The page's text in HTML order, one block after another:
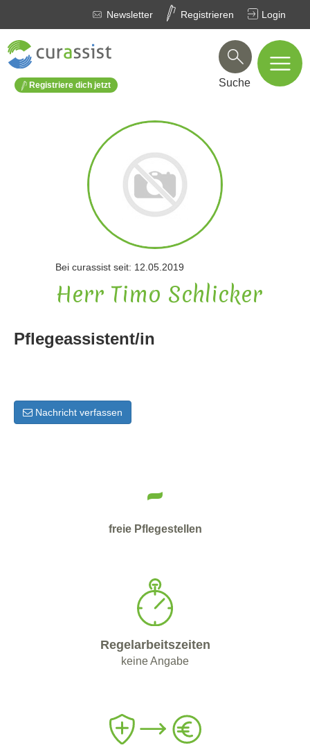
Login
Registrieren
Newsletter
Registriere dich jetzt Suche
Bei curassist seit: 12.05.2019
Herr Timo Schlicker
Pflegeassistent/in
Nachricht verfassen
-
freie Pflegestellen
Regelarbeitszeiten
keine Angabe